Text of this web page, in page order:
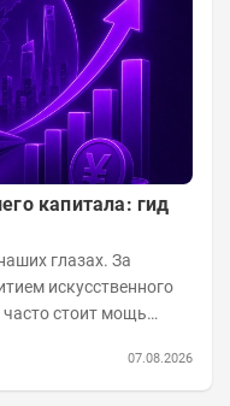
капитала: гид
глазах. За
искусственного
часто стоит мощь
07.08.2026